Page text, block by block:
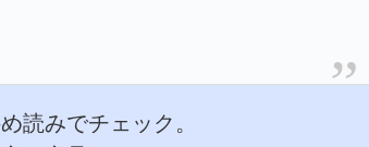
読みでチェック。